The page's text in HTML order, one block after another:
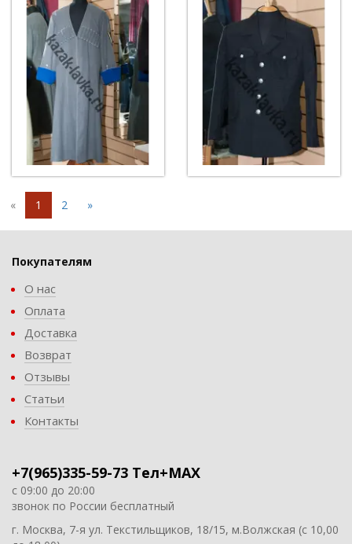
« 1 2 »
Покупателям
О нас
Оплата
Доставка
Возврат
Отзывы
Статьи
Контакты
+7(965)335-59-73 Тел+MAX
с 09:00 до 20:00
звонок по России бесплатный
г. Москва, 7-я ул. Текстильщиков, 18/15, м.Волжская (с 10,00